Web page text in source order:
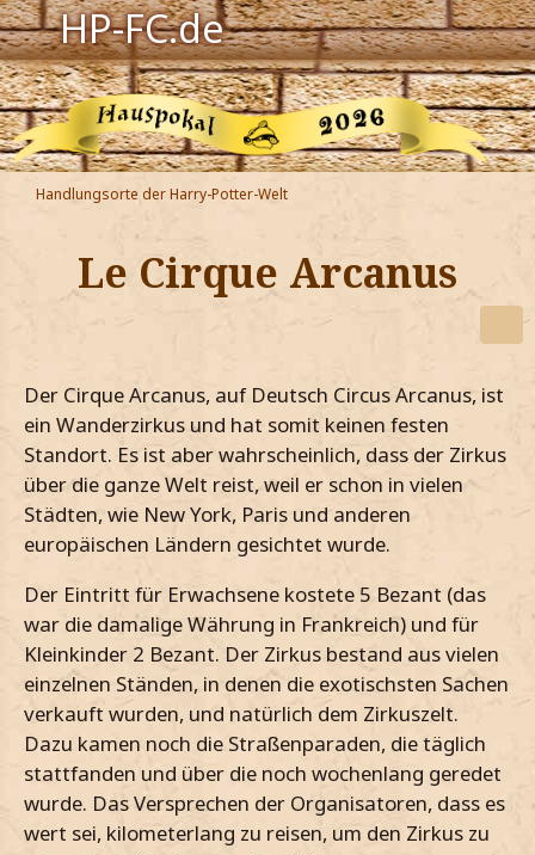
HP-FC.de
Navigation
Harry Potter
Der HP-FC
Hogwarts
Zauberwelt
Jetzt Fanclub-Mitglied werden!
Handlungsorte der Harry-Potter-Welt
Le Cirque Arcanus
Der Cirque Arcanus, auf Deutsch Circus Arcanus, ist
ein Wanderzirkus und hat somit keinen festen
Standort. Es ist aber wahrscheinlich, dass der Zirkus
über die ganze Welt reist, weil er schon in vielen
Städten, wie New York, Paris und anderen
europäischen Ländern gesichtet wurde.
Der Eintritt für Erwachsene kostete 5 Bezant (das
war die damalige Währung in Frankreich) und für
Kleinkinder 2 Bezant. Der Zirkus bestand aus vielen
einzelnen Ständen, in denen die exotischsten Sachen
verkauft wurden, und natürlich dem Zirkuszelt.
Dazu kamen noch die Straßenparaden, die täglich
stattfanden und über die noch wochenlang geredet
wurde. Das Versprechen der Organisatoren, dass es
wert sei, kilometerlang zu reisen, um den Zirkus zu